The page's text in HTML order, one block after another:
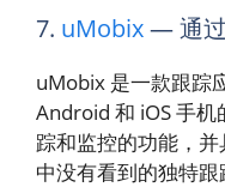
7. uMobix— 通
uMobix 是一款跟踪
Android 和 iOS 手
踪和监控的功能，
中没有看到的独特跟